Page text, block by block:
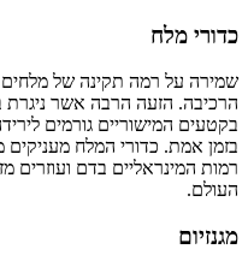
כדורי מלח
שמירה על רמה תקינה של
הרכיבה. הזעה הרבה אשר ניגרת
בקטעים המישוריים גורמים
בזמן אמת. כדורי המלח מעניקים
רמות המינראליים בדם ועוזרים
העולם.
מגנזיום